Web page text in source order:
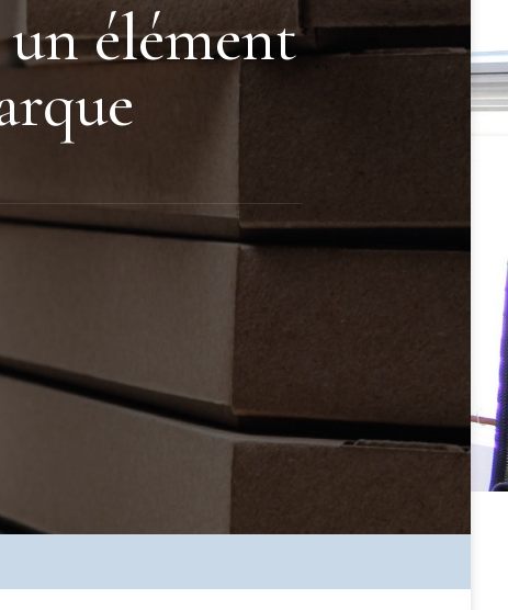
un élément